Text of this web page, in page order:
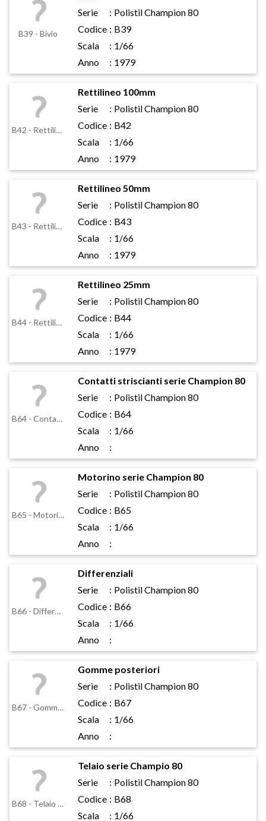
B39 - Bivio
Serie
: Polistil Champion 80
Codice : B39
Scala
: 1/66
Anno
: 1979
B42 - Rettilineo 100mm
Rettilineo 100mm
Serie
: Polistil Champion 80
Codice : B42
Scala
: 1/66
Anno
: 1979
B43 - Rettilineo 50mm
Rettilineo 50mm
Serie
: Polistil Champion 80
Codice : B43
Scala
: 1/66
Anno
: 1979
B44 - Rettilineo 25mm
Rettilineo 25mm
Serie
: Polistil Champion 80
Codice : B44
Scala
: 1/66
Anno
: 1979
B64 - Contatti striscianti serie Champion 80
Contatti striscianti serie Champion 80
Serie
: Polistil Champion 80
Codice : B64
Scala
: 1/66
Anno
:
B65 - Motorino serie Champion 80
Motorino serie Champion 80
Serie
: Polistil Champion 80
Codice : B65
Scala
: 1/66
Anno
:
B66 - Differenziali
Differenziali
Serie
: Polistil Champion 80
Codice : B66
Scala
: 1/66
Anno
:
B67 - Gomme posteriori
Gomme posteriori
Serie
: Polistil Champion 80
Codice : B67
Scala
: 1/66
Anno
:
B68 - Telaio serie Champio 80
Telaio serie Champio 80
Serie
: Polistil Champion 80
Codice : B68
Scala
: 1/66